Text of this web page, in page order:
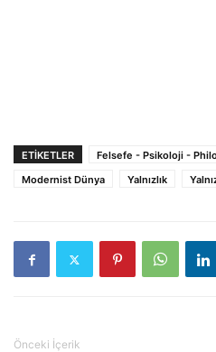
ETIKETLER Felsefe - Psikoloji -
Modernist Dünya
Yalnızlık
Önceki İçerik